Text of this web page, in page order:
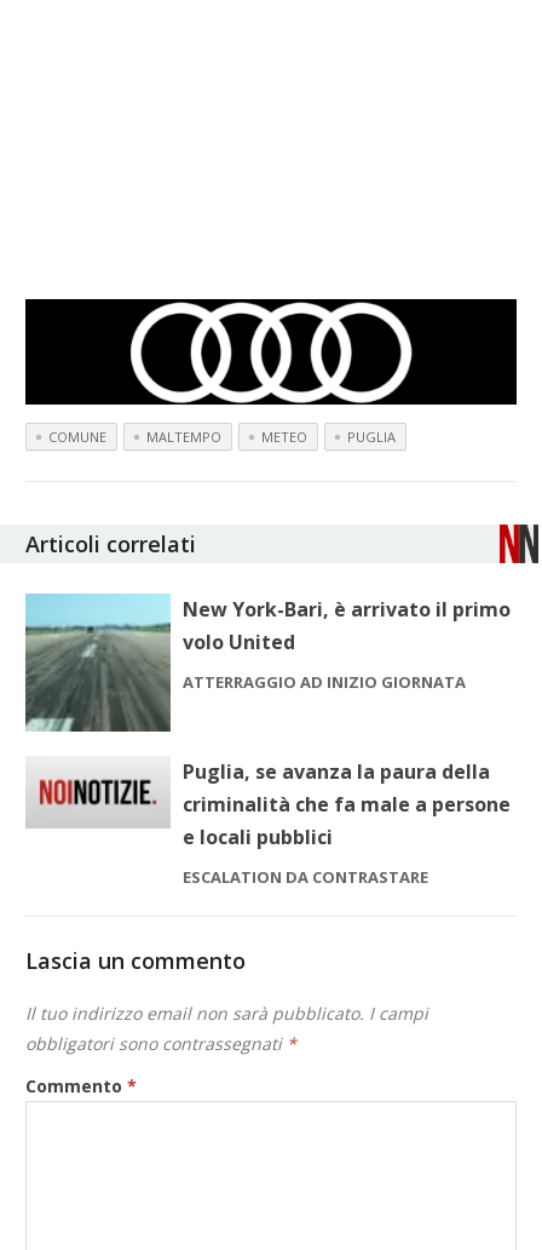
COMUNE MALTEMPO METEO PUGLIA
Articoli correlati
New York-Bari, è arrivato il primo
volo United
ATTERRAGGIO AD INIZIO GIORNATA
Puglia, se avanza la paura della
criminalità che fa male a persone
e locali pubblici
ESCALATION DA CONTRASTARE
Lascia un commento
Il tuo indirizzo email non sarà pubblicato. I campi
obbligatori sono contrassegnati *
Commento*